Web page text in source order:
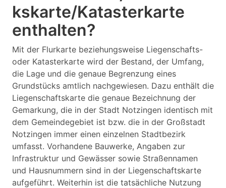
kskarte/Katasterkarte
enthalten?
Mit der Flurkarte beziehungsweise Liegenschafts-
oder Katasterkarte wird der Bestand, der Umfang,
die Lage und die genaue Begrenzung eines
Grundstücks amtlich nachgewiesen. Dazu enthält die
Liegenschaftskarte die genaue Bezeichnung der
Gemarkung, die in der Stadt Notzingen identisch mit
dem Gemeindegebiet ist bzw. die in der Großstadt
Notzingen immer einen einzelnen Stadtbezirk
umfasst. Vorhandene Bauwerke, Angaben zur
Infrastruktur und Gewässer sowie Straßennamen
und Hausnummern sind in der Liegenschaftskarte
aufgeführt. Weiterhin ist die tatsächliche Nutzung